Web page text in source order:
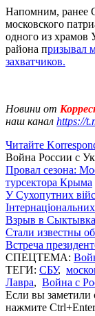
Напомним, ранее
московского
одного из
района призывал
захватчиков.
Новини от
наш канал https://
Читайте
Война России с
Провал сезона:
турсектора Крыма
У Сухопутних
Інтернаціональних
Взрыв в
Стали известны
Встреча
СПЕЦТЕМА:
ТЕГИ: СБУ,
Лавра, Война с
Если вы заметили
нажмите